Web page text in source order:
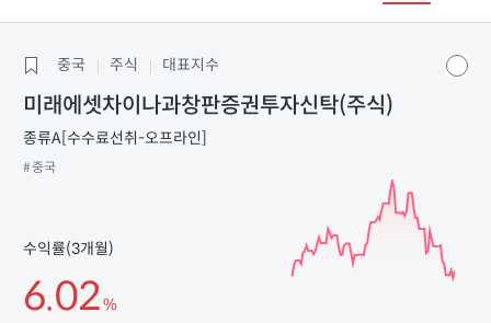
중국 주식 대표지수
미래에셋차이나과창판증권투자신탁(주식)
종류A[수수료선취-오프라인]
#중국
수익률(3개월)
6.02%